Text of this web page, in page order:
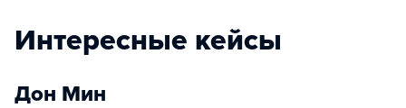
Интересные кейсы
Дон Мин